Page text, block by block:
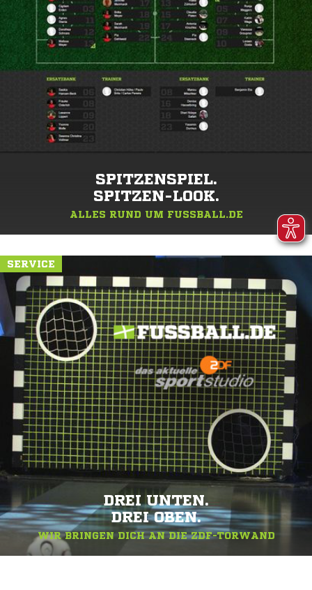
SPITZENSPIEL.
SPITZEN-LOOK.
ALLES RUND UM FUSSBALL.DE
SERVICE
DREI UNTEN.
DREI OBEN.
WIR BRINGEN DICH AN DIE ZDF-TORWAND